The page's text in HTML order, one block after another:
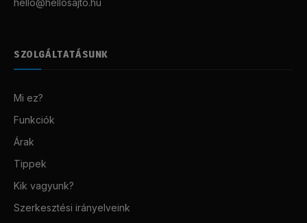
hello@hellosajto.hu
SZOLGÁLTATÁSUNK
Mi ez?
Funkciók
Árak
Tippek
Kik vagyunk?
Szerkesztési irányelveink